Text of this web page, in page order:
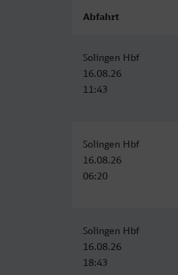
Abfahrt
Solingen Hbf
16.08.26
11:43
Solingen Hbf
16.08.26
06:20
Solingen Hbf
16.08.26
18:43